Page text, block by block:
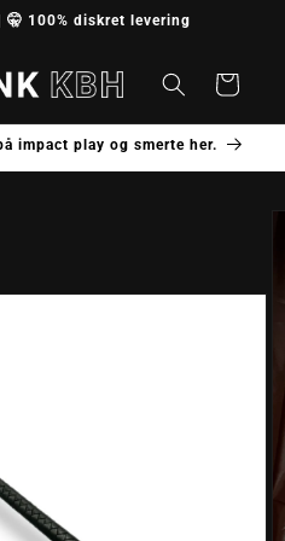
100% diskret levering
Indkøbskurv
impact play og smerte her.